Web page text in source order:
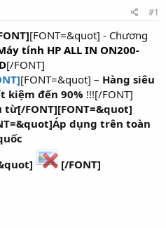
e
#1
[FONT=&quot] - Chương
tính HP ALL IN ON200-
[/FONT]​
[FONT=&quot] – Hàng siêu
kiệm đến 90% !!![/FONT]​
từ[/FONT][FONT=&quot]
dụng trên toàn
[/FONT]